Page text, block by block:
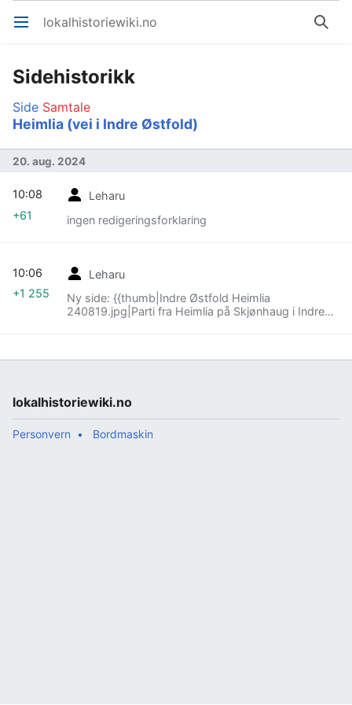
Åpne hovedmenyen lokalhistoriewiki.no Søk
Sidehistorikk
Side Samtale
Heimlia (vei i Indre Østfold)
20. aug. 2024
Leharu
ingen redigeringsforklaring
10:08
+61
Leharu
Ny side: {{thumb|Indre Østfold Heimlia
240819.jpg|Parti fra Heimlia på Skjønhaug i Indre
Parkveien til parkeringsplassen på baksiden av
«Heimly» i Parkv…
10:06
+1 255
lokalhistoriewiki.no
Personvern Bordmaskin